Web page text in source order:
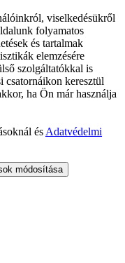
viselkedésükről
folyamatos
és tartalmak
elemzésére
szolgáltatókkal is
csatornáikon keresztül
ha Ön már használja
és Adatvédelmi
módosítása